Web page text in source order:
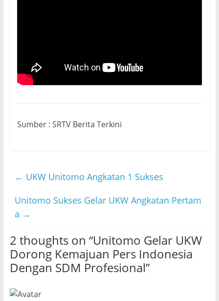
Sumber : SRTV Berita Terkini
← UKW Unitomo Angkatan 1 Sukses
Unitomo Sukses Gelar UKW Angkatan Pertam
a →
2 thoughts on “Unitomo Gelar UKW
Dorong Kemajuan Pers Indonesia
Dengan SDM Profesional”